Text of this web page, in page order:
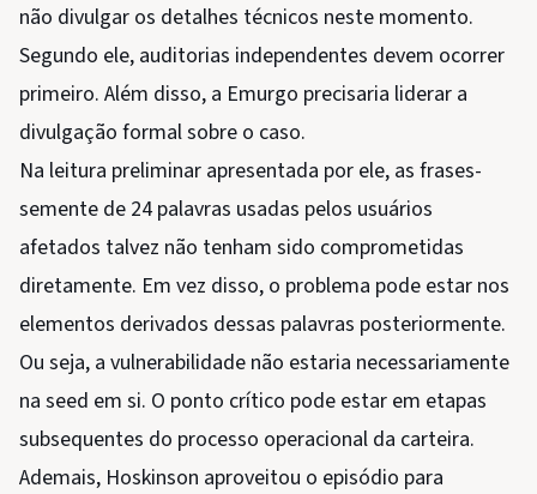
não divulgar os detalhes técnicos neste momento.
Segundo ele, auditorias independentes devem ocorrer
primeiro. Além disso, a Emurgo precisaria liderar a
divulgação formal sobre o caso.
Na leitura preliminar apresentada por ele, as frases-
semente de 24 palavras usadas pelos usuários
afetados talvez não tenham sido comprometidas
diretamente. Em vez disso, o problema pode estar nos
elementos derivados dessas palavras posteriormente.
Ou seja, a vulnerabilidade não estaria necessariamente
na seed em si. O ponto crítico pode estar em etapas
subsequentes do processo operacional da carteira.
Ademais, Hoskinson aproveitou o episódio para